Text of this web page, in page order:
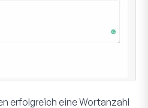
erfolgreich eine Wortanzahl